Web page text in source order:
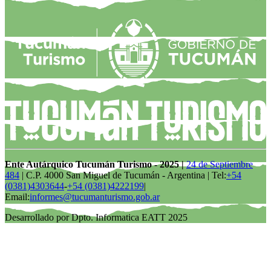
Ente Autárquico Tucumán Turismo - 2025 |24 de Septiembre
484 | C.P. 4000 San Miguel de Tucumán - Argentina | Tel:+54
(0381)4303644-+54 (0381)4222199|
Email:informes@tucumanturismo.gob.ar
Desarrollado por Dpto. Informatica EATT 2025